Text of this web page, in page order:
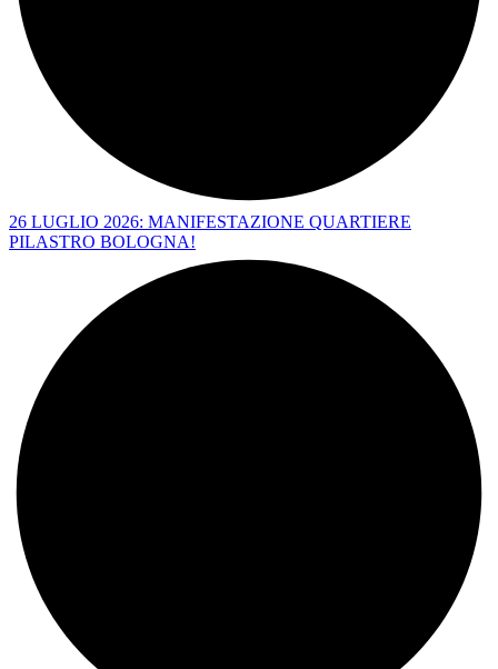
26 LUGLIO 2026: MANIFESTAZIONE QUARTIERE
PILASTRO BOLOGNA!